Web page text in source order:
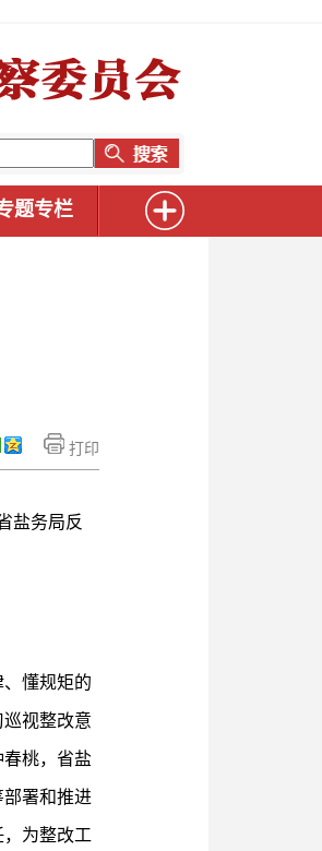
题专栏
打印
盐务局反
懂规矩的
视整改意
桃，省盐
署和推进
为整改工